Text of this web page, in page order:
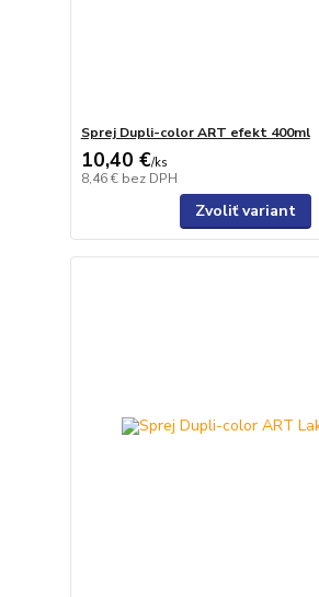
Sprej Dupli-color ART efekt 400ml
10,40 €/ks
8,46 € bez DPH
Zvoliť variant